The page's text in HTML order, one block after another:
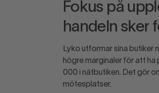
Fokus på
handeln sker
Lyko utformar sina butiker
högre marginaler för att
000 i nätbutiken. Det gör
mötesplatser.